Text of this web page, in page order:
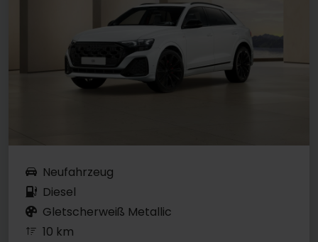
Neufahrzeug
Diesel
Gletscherweiß Metallic
10 km